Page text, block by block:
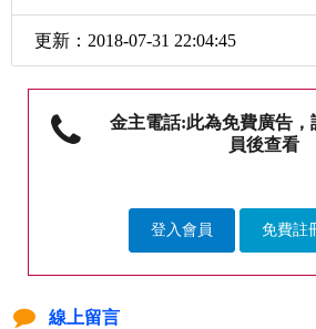
更新：2018-07-31 22:04:45
金主電話:此為免費廣告，
員後查看
登入會員 免費註
線上留言